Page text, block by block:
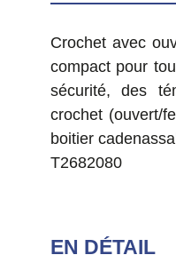
Crochet avec
compact pour
sécurité, des
crochet (ouvert/
boitier
T2682080
EN DÉTAIL